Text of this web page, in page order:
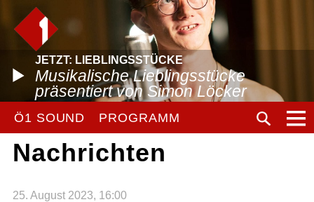
JETZT: LIEBLINGSSTÜCKE
Musikalische Lieblingsstücke
präsentiert von Simon Löcker
Ö1 SOUND PROGRAMM
Nachrichten
25. August 2023, 16:00